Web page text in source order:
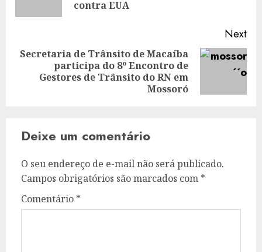
contra EUA
Next
Secretaria de Trânsito de Macaíba
participa do 8º Encontro de
Gestores de Trânsito do RN em
Mossoró
Deixe um comentário
O seu endereço de e-mail não será publicado.
Campos obrigatórios são marcados com *
Comentário *